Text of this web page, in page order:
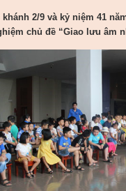
2/9 và kỷ niệm 41
chủ đề “Giao lưu âm